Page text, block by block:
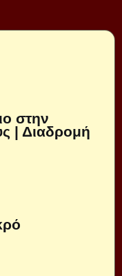
στην
| Διαδρομή